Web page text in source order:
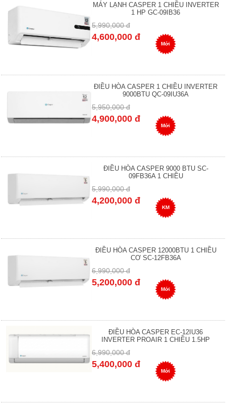
MÁY LẠNH CASPER 1 CHIỀU INVERTER
1 HP GC-09IB36
5,990,000 đ
4,600,000 đ
Mới
ĐIỀU HÒA CASPER 1 CHIỀU INVERTER
9000BTU QC-09IU36A
5,950,000 đ
4,900,000 đ
Mới
ĐIỀU HÒA CASPER 9000 BTU SC-
09FB36A 1 CHIỀU
5,990,000 đ
4,200,000 đ
KM
ĐIỀU HÒA CASPER 12000BTU 1 CHIỀU
CƠ SC-12FB36A
6,990,000 đ
5,200,000 đ
Mới
ĐIỀU HÒA CASPER EC-12IU36
INVERTER PROAIR 1 CHIỀU 1.5HP
6,990,000 đ
5,400,000 đ
Mới